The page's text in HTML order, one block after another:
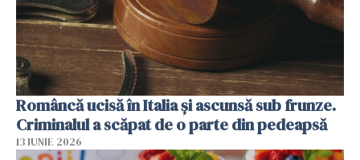
Româncă ucisă în Italia și ascunsă sub frunze.
Criminalul a scăpat de o parte din pedeapsă
13 IUNIE 2026